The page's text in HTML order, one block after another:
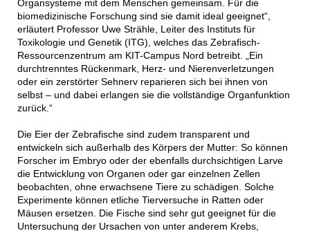
Organsysteme mit dem Menschen gemeinsam. Für die
biomedizinische Forschung sind sie damit ideal geeignet“,
erläutert Professor Uwe Strähle, Leiter des Instituts für
Toxikologie und Genetik (ITG), welches das Zebrafisch-
Ressourcenzentrum am KIT-Campus Nord betreibt. „Ein
durchtrenntes Rückenmark, Herz- und Nierenverletzungen
oder ein zerstörter Sehnerv reparieren sich bei ihnen von
selbst – und dabei erlangen sie die vollständige Organfunktion
zurück.“
Die Eier der Zebrafische sind zudem transparent und
entwickeln sich außerhalb des Körpers der Mutter: So können
Forscher im Embryo oder der ebenfalls durchsichtigen Larve
die Entwicklung von Organen oder gar einzelnen Zellen
beobachten, ohne erwachsene Tiere zu schädigen. Solche
Experimente können etliche Tierversuche in Ratten oder
Mäusen ersetzen. Die Fische sind sehr gut geeignet für die
Untersuchung der Ursachen von unter anderem Krebs,